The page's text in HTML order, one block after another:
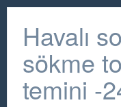
Havalı
sökme
temini -